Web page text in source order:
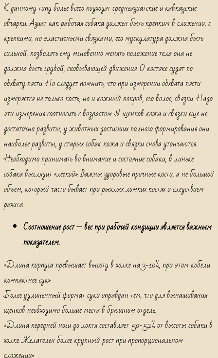
К данному типу более всего подходят среднеазиатские и кавказские
овчарки. Азиат как рабочая собака должен быть крепким в сложении, с
крепкими, но эластичными связками, его мускулатура должна быть
сильной, позволять ему мгновенно менять положение тела она не
должна быть грубой, сковывающей движения. О костяке судят по
обхвату пясти. Но следует помнить, что при измерении обхвата пясти
измеряется не только кость, но и кожный покров, его волос, связки. Надо
эти измерения соотносить с возрастом. У щенков кожа и связки еще не
достаточно развиты, у животных достигших полного формирования они
наиболее развиты, у старых собак кожа и связки снова утончаются.
Необходимо принимать во внимание и состояние собаки, в линьке
собака выглядит «легкой». Важны здоровые прочные кости, а не большой
объем, который часто бывает при рыхлых ломких костях и следствием
рахита.
Соотношение рост — вес при рабочей кондиции является важным
показателем.
«Длина корпуса превышает высоту в холке на 3-10%, при этом кобели
компактнее сук»
Более удлиненный формат суки оправдан тем, что для вынашивания
щенков необходимо больше места в брюшном отделе.
«Длина передней ноги до локтя составляет 50-52% от высоты собаки в
холке. Желателен более крупный рост при пропорциональном